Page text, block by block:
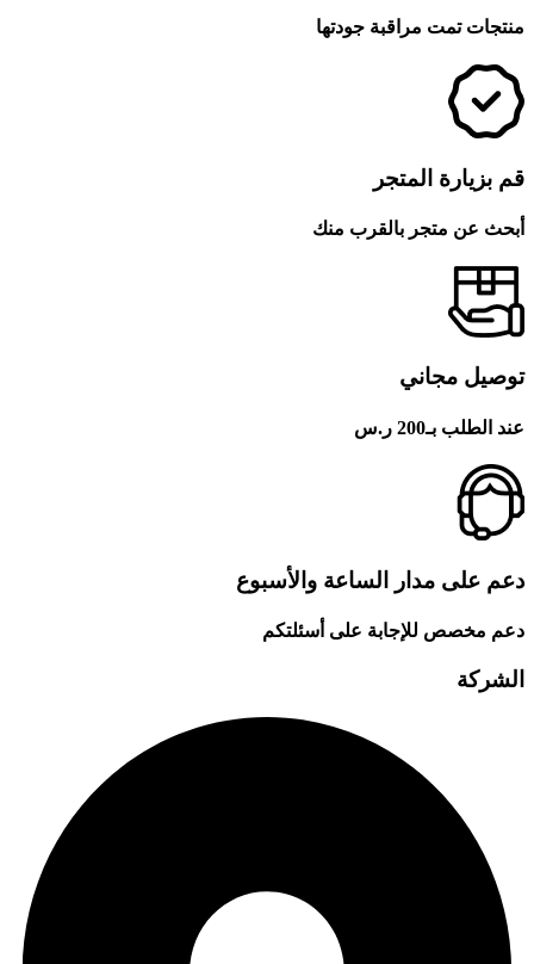
منتجات تمت مراقبة جودتها
قم بزيارة المتجر
أبحث عن متجر بالقرب منك
توصيل مجاني
عند الطلب بـ200 ر.س
دعم على مدار الساعة والأسبوع
دعم مخصص للإجابة على أسئلتكم
الشركة